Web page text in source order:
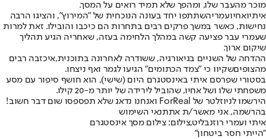
מוכר מהעבר שלו, ומהפך שלא תמיד רואים על המסך.
איתיואחיועמריהשתתפו יחד בעונה הנוכחית של "המירוץ", והציגו הרבה
נחישות, כאשר במשך פרקים רבים בתחרות הם כיכבו והובילו. זאת למרות
שעמרי עבר פציעה קשה במהלך הלחימה בעזה, שאחריה הגיע תהליך
שיקום ארוך.
ההדחה של השניים בגיאורגיה, ששודרה לאחרונה בתוכנית,איכזבה רבים
מהצופיםשקיוו כי "צמד הכתומים" הגיעו לגמר ואף ניצחו.
בסטורי שפרסם איתי באינסטגרם היום (שישי), הוא חושף סיפור עם מסע
משפחתי שלו ושל אחיו, שהוביל לירידה של יותר מ-20 קילו.
הירשמו לניוזלטר של ForReal ואנחנו נדאג שלא תפספסו שום דבר חשוב!
בהרשמה, אני מאשר/ת אתתנאי השימוש
איתי ועמרי רוזנבליט,צילום: צילום מסך אינסטגרם
"הייתי חסר ביטחון"